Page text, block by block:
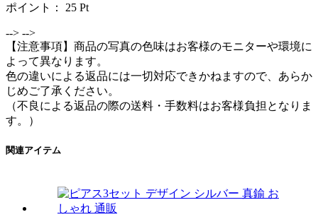
ポイント： 25 Pt
--> -->
【注意事項】商品の写真の色味はお客様のモニターや環境に
よって異なります。
色の違いによる返品には一切対応できかねますので、あらか
じめご了承ください。
（不良による返品の際の送料・手数料はお客様負担となりま
す。）
関連アイテム